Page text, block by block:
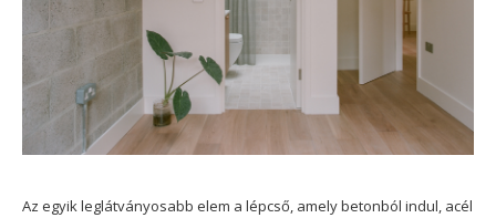
Az egyik leglátványosabb elem a lépcső, amely betonból indul, acél